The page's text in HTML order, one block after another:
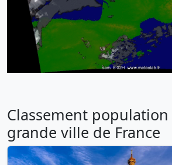
Classement population
grande ville de France